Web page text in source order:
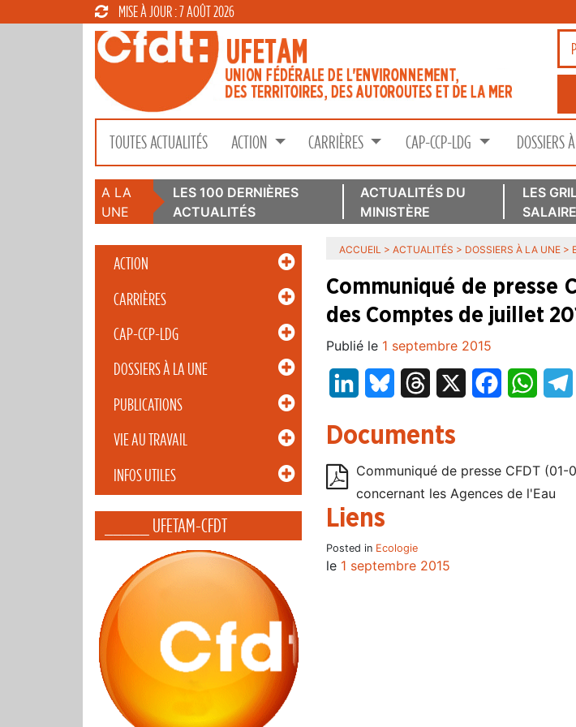
MISE À JOUR : 7 AOÛT 2026
TOUTES ACTUALITÉS ACTION CARRIÈRES CAP-CCP-LDG DOSSIERS
A LA
UNE
LES 100 DERNIÈRES
ACTUALITÉS
ACTUALITÉS DU
MINISTÈRE
LES
ACTION
CARRIÈRES
CAP-CCP-LDG
DOSSIERS À LA UNE
PUBLICATIONS
VIE AU TRAVAIL
INFOS UTILES
_____ UFETAM-CFDT
ACCUEIL > ACTUALITÉS > DOSSIERS À LA UNE >
Communiqué de presse
des Comptes de juillet
Publié le 1 septembre 2015
LinkedInBluesky Threads Facebook
Documents
Communiqué de presse CFDT
concernant les Agences de l'Eau
Liens
Posted in Ecologie
le 1 septembre 2015